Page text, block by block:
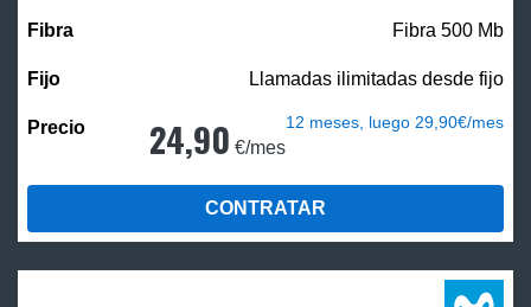
Fibra 500 Mb
Llamadas ilimitadas desde fijo
24,90 €/mes
12 meses, luego 29,90€/mes
CONTRATAR